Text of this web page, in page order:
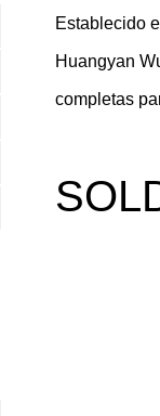
Establecido
Huangyan
completas